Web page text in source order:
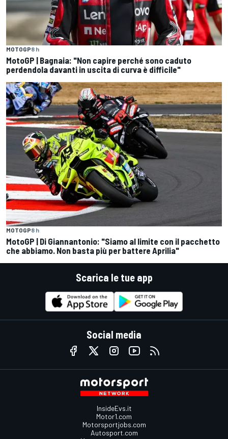
MOTOGP8 h
MotoGP | Bagnaia: "Non capire perché sono caduto
perdendola davanti in uscita di curva è difficile"
MOTOGP8 h
MotoGP | Di Giannantonio: "Siamo al limite con il pacchetto
che abbiamo. Non basta più per battere Aprilia"
Scarica le tue app
Social media
InsideEvs.it
Motor1.com
Motorsportjobs.com
Autosport.com